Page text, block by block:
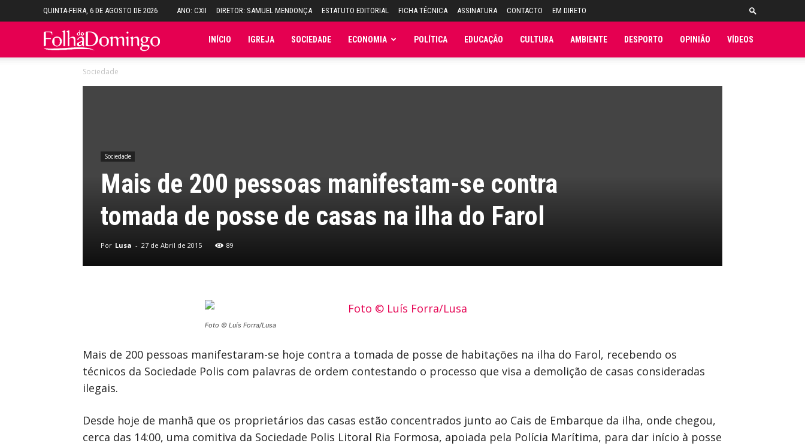
QUINTA-FEIRA, 6 DE AGOSTO DE 2026 ANO: CXII DIRETOR: SAMUEL MENDONÇA ESTATUTO EDITORIAL FICHA TÉCNICA ASSINATURA CONTACTO EM DIRETO
Folha INÍCIO IGREJA SOCIEDADE ECONOMIA POLÍTICA EDUCAÇÃO CULTURA AMBIENTE DESPORTO OPINIÃO VÍDEOS
Sociedade
Sociedade
Mais de 200 pessoas manifestam-se contra
tomada de posse de casas na ilha do Farol
Por Lusa - 27 de Abril de 2015 89
Foto © Luís Forra/Lusa
Mais de 200 pessoas manifestaram-se hoje contra a tomada de posse de habitações na ilha do Farol, recebendo os
técnicos da Sociedade Polis com palavras de ordem contestando o processo que visa a demolição de casas consideradas
ilegais.
Desde hoje de manhã que os proprietários das casas estão concentrados junto ao Cais de Embarque da ilha, onde chegou,
cerca das 14:00, uma comitiva da Sociedade Polis Litoral Ria Formosa, apoiada pela Polícia Marítima, para dar início à posse